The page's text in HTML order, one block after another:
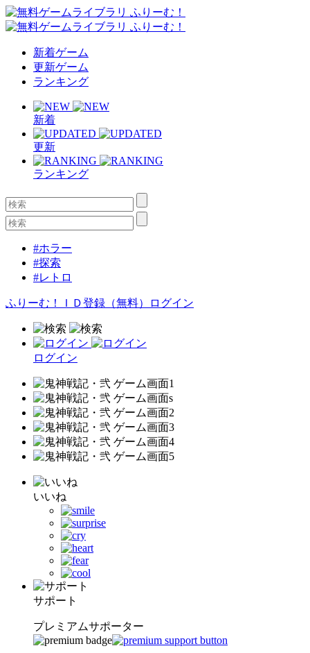
新着ゲーム
更新ゲーム
ランキング
新着
更新
ランキング
#ホラー
#探索
#レトロ
ふりーむ！ＩＤ登録（無料） ログイン
ログイン
いいね
サポート
プレミアムサポーター